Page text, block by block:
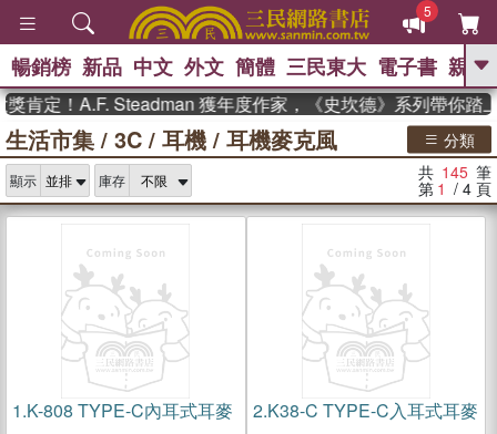
5
GO
熱搜： 東野圭吾 、 高希均教授回憶錄
、 The Odyssey 、 父親節 、 如果歷
國際布克
獎 臺灣漫遊錄 、 方念華 、 台灣的李
數學女孩：黎曼猜想
暢銷榜 新品 中文 外文 簡體 三民東大 電子書 親子
！A.F. Steadman 獲年度作家，《史坎德》系列帶你踏上熱血
生活市集 / 3C / 耳機 / 耳機麥克風 分類
顯示 庫存 共 145 筆
第 1 / 4 頁
1.K-808 TYPE-C內耳式耳麥 2.K38-C TYPE-C入耳式耳麥